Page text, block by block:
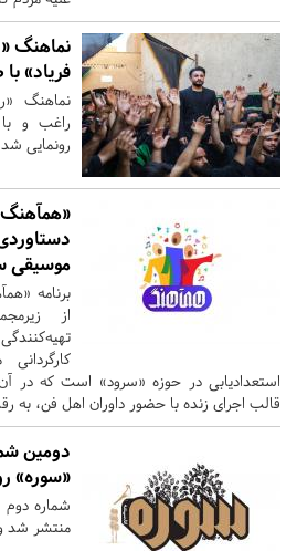
نماهنگ
فریاد»
نماهنگ
راغب و
رونمایی
موسیقی
برنامه
از
استعدادیابی در حوزه «سرود» است که در آن
قالب اجرای زنده با حضور داوران اهل فن، به
دومین
«سوره»
شماره دوم
منتشر شد